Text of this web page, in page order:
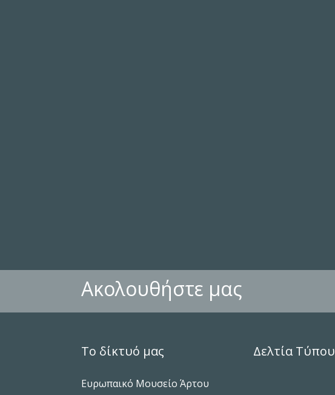
Ακολουθήστε μας
Το δίκτυό μας
Ευρωπαικό Μουσείο Άρτου
Δελτία Τύπου